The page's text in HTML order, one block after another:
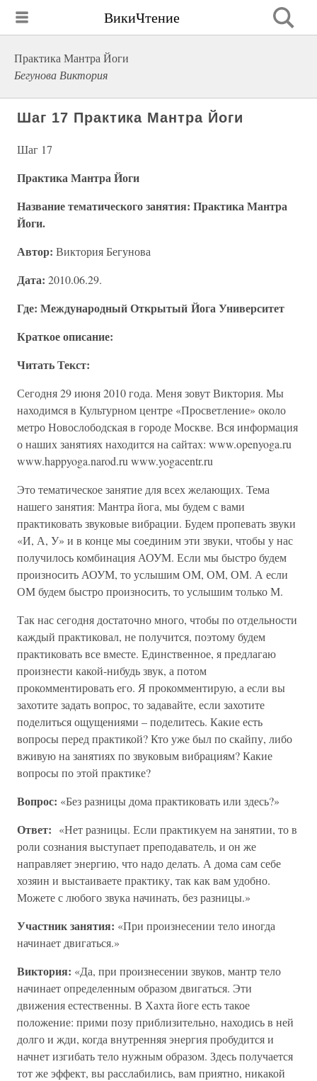
ВикиЧтение
Практика Мантра Йоги
Бегунова Виктория
Шаг 17 Практика Мантра Йоги
Шаг 17
Практика Мантра Йоги
Название тематического занятия: Практика Мантра
Йоги.
Автор: Виктория Бегунова
Дата: 2010.06.29.
Где: Международный Открытый Йога Университет
Краткое описание:
Читать Текст:
Сегодня 29 июня 2010 года. Меня зовут Виктория. Мы
находимся в Культурном центре «Просветление» около
метро Новослободская в городе Москве. Вся информация
о наших занятиях находится на сайтах: www.openyoga.ru
www.happyoga.narod.ru www.yogacentr.ru
Это тематическое занятие для всех желающих. Тема
нашего занятия: Мантра йога, мы будем с вами
практиковать звуковые вибрации. Будем пропевать звуки
«И, А, У» и в конце мы соединим эти звуки, чтобы у нас
получилось комбинация АОУМ. Если мы быстро будем
произносить АОУМ, то услышим ОМ, ОМ, ОМ. А если
ОМ будем быстро произносить, то услышим только М.
Так нас сегодня достаточно много, чтобы по отдельности
каждый практиковал, не получится, поэтому будем
практиковать все вместе. Единственное, я предлагаю
произнести какой-нибудь звук, а потом
прокомментировать его. Я прокомментирую, а если вы
захотите задать вопрос, то задавайте, если захотите
поделиться ощущениями – поделитесь. Какие есть
вопросы перед практикой? Кто уже был по скайпу, либо
вживую на занятиях по звуковым вибрациям? Какие
вопросы по этой практике?
Вопрос: «Без разницы дома практиковать или здесь?»
Ответ: «Нет разницы. Если практикуем на занятии, то в
роли сознания выступает преподаватель, и он же
направляет энергию, что надо делать. А дома сам себе
хозяин и выстаиваете практику, так как вам удобно.
Можете с любого звука начинать, без разницы.»
Участник занятия: «При произнесении тело иногда
начинает двигаться.»
Виктория: «Да, при произнесении звуков, мантр тело
начинает определенным образом двигаться. Эти
движения естественны. В Хахта йоге есть такое
положение: прими позу приблизительно, находись в ней
долго и жди, когда внутренняя энергия пробудится и
начнет изгибать тело нужным образом. Здесь получается
тот же эффект, вы расслабились, вам приятно, никакой